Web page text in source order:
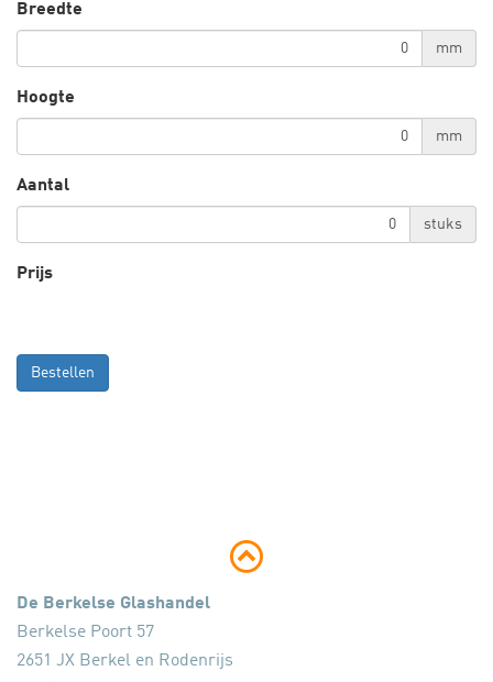
Breedte
mm
Hoogte
mm
Aantal
stuks
Prijs
Bestellen
De Berkelse Glashandel
Berkelse Poort 57
2651 JX Berkel en Rodenrijs